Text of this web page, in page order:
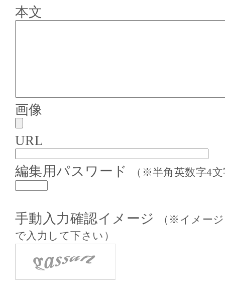
本文
画像
URL
編集用パスワード （※半角英数字4
手動入力確認イメージ
（※イメー
で入力して下さい）